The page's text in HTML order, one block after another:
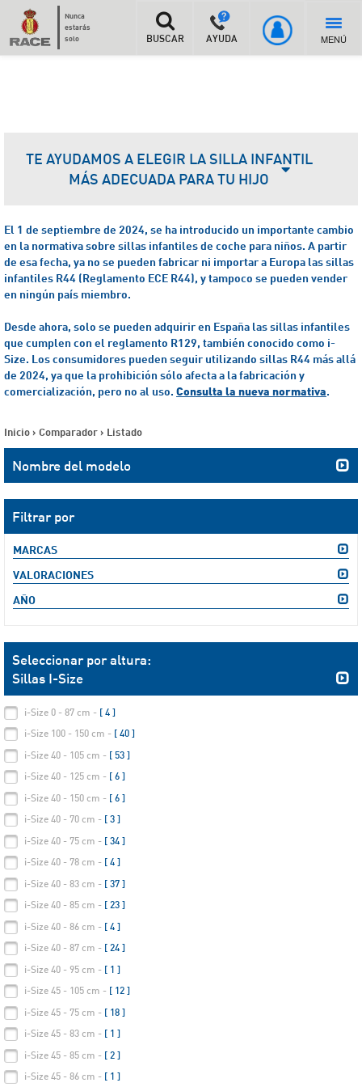
Nunca
estarás
solo
BUSCAR AYUDA MENÚ
TE AYUDAMOS A ELEGIR LA SILLA INFANTIL
MÁS ADECUADA PARA TU HIJO
El 1 de septiembre de 2024, se ha introducido un importante cambio
en la normativa sobre sillas infantiles de coche para niños. A partir
de esa fecha, ya no se pueden fabricar ni importar a Europa las sillas
infantiles R44 (Reglamento ECE R44), y tampoco se pueden vender
en ningún país miembro.
Desde ahora, solo se pueden adquirir en España las sillas infantiles
que cumplen con el reglamento R129, también conocido como i-
Size. Los consumidores pueden seguir utilizando sillas R44 más allá
de 2024, ya que la prohibición sólo afecta a la fabricación y
comercialización, pero no al uso. Consulta la nueva normativa.
Inicio > Comparador > Listado
Nombre del modelo
Filtrar por
MARCAS
VALORACIONES
AÑO
Seleccionar por altura:
Sillas I-Size
i-Size 0 - 87 cm - [ 4 ]
i-Size 100 - 150 cm - [ 40 ]
i-Size 40 - 105 cm - [ 53 ]
i-Size 40 - 125 cm - [ 6 ]
i-Size 40 - 150 cm - [ 6 ]
i-Size 40 - 70 cm - [ 3 ]
i-Size 40 - 75 cm - [ 34 ]
i-Size 40 - 78 cm - [ 4 ]
i-Size 40 - 83 cm - [ 37 ]
i-Size 40 - 85 cm - [ 23 ]
i-Size 40 - 86 cm - [ 4 ]
i-Size 40 - 87 cm - [ 24 ]
i-Size 40 - 95 cm - [ 1 ]
i-Size 45 - 105 cm - [ 12 ]
i-Size 45 - 75 cm - [ 18 ]
i-Size 45 - 83 cm - [ 1 ]
i-Size 45 - 85 cm - [ 2 ]
i-Size 45 - 86 cm - [ 1 ]